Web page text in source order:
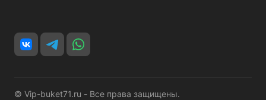
© Vip-buket71.ru - Все права защищены.